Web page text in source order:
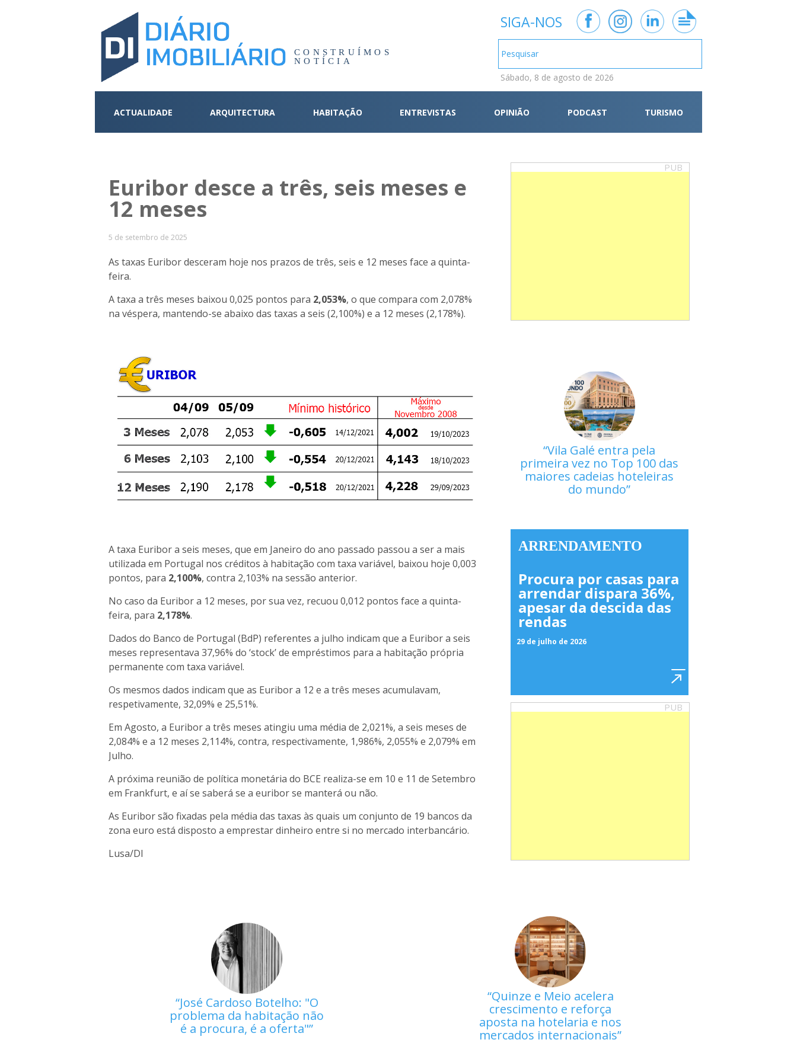
CONSTRUÍMOS
NOTÍCIA
SIGA-NOS
Sábado, 8 de agosto de 2026
ACTUALIDADE ARQUITECTURA HABITAÇÃO ENTREVISTAS OPINIÃO PODCAST TURISMO
Euribor desce a três, seis meses e
12 meses
5 de setembro de 2025
As taxas Euribor desceram hoje nos prazos de três, seis e 12 meses face a quinta-
feira.
A taxa a três meses baixou 0,025 pontos para 2,053%, o que compara com 2,078%
na véspera, mantendo-se abaixo das taxas a seis (2,100%) e a 12 meses (2,178%).
A taxa Euribor a seis meses, que em Janeiro do ano passado passou a ser a mais
utilizada em Portugal nos créditos à habitação com taxa variável, baixou hoje 0,003
pontos, para 2,100%, contra 2,103% na sessão anterior.
No caso da Euribor a 12 meses, por sua vez, recuou 0,012 pontos face a quinta-
feira, para 2,178%.
Dados do Banco de Portugal (BdP) referentes a julho indicam que a Euribor a seis
meses representava 37,96% do ‘stock’ de empréstimos para a habitação própria
permanente com taxa variável.
Os mesmos dados indicam que as Euribor a 12 e a três meses acumulavam,
respetivamente, 32,09% e 25,51%.
Em Agosto, a Euribor a três meses atingiu uma média de 2,021%, a seis meses de
2,084% e a 12 meses 2,114%, contra, respectivamente, 1,986%, 2,055% e 2,079% em
Julho.
A próxima reunião de política monetária do BCE realiza-se em 10 e 11 de Setembro
em Frankfurt, e aí se saberá se a euribor se manterá ou não.
As Euribor são fixadas pela média das taxas às quais um conjunto de 19 bancos da
zona euro está disposto a emprestar dinheiro entre si no mercado interbancário.
Lusa/DI
PUB
Vila Galé entra pela
primeira vez no Top 100 das
maiores cadeias hoteleiras
do mundo
ARRENDAMENTO
Procura por casas para
arrendar dispara 36%,
apesar da descida das
rendas
29 de julho de 2026
PUB
José Cardoso Botelho: "O
problema da habitação não
é a procura, é a oferta"
Quinze e Meio acelera
crescimento e reforça
aposta na hotelaria e nos
mercados internacionais